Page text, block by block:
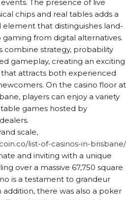
The presence of live
chips and real tables adds a
element that distinguishes land-
gaming from digital alternatives.
combine strategy, probability
gameplay, creating an exciting
attracts both experienced
On the casino floor at
players can enjoy a variety
games hosted by
scale,
list-of-casinos-in-brisbane/
and inviting with a unique
over a massive 67,750 square
is a testament to grandeur
addition, there was also a poker